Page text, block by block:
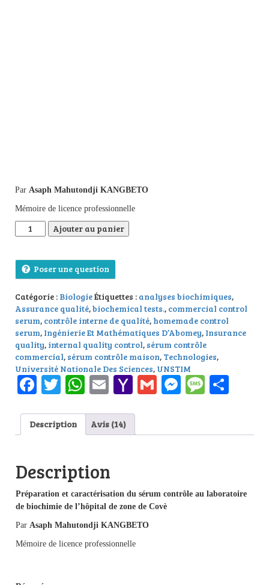
Par Asaph Mahutondji KANGBETO
Mémoire de licence professionnelle
quantité de Préparation et caractérisation du sérum contrôle
Ajouter au panier
Poser une question
Catégorie : BiologieÉtiquettes : analyses biochimiques,
Assurance qualité,biochemical tests., commercial control
serum, contrôle interne de qualité, homemade control
serum, Ingénierie Et Mathématiques D’Abomey, Insurance
quality, internal quality control, sérum contrôle
commercial, sérum contrôle maison, Technologies,
Université Nationale Des Sciences, UNSTIM
Facebook
Twitter
WhatsApp
EmailYahoo
Gmail
Description Avis (14)
Description
Préparation et caractérisation du sérum contrôle au laboratoire
de biochimie de l’hôpital de zone de Covè
Par Asaph Mahutondji KANGBETO
Mémoire de licence professionnelle